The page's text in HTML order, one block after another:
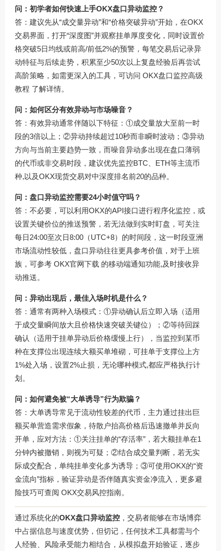
问：初学者如何快速上手OKX盘口异动监控？
答：建议先从“成交量异动”和“价格突破异动”开始，在OKX
交易界面，打开“深度图”并观察挂单厚度变化，同时设置价
格突破5日均线或前高/前低2%的预警，每笔交易后记录异
动特征与后续走势，积累至少50次以上复盘经验后再尝试
高阶策略，如需更深入的工具，可访问 OKX盘口监控高级
教程 了解详情。
问：如何区分有效异动与市场噪音？
答：有效异动通常伴随以下特征：①成交量放大至前一时
段的3倍以上；②异动持续超过10秒而非瞬时波动；③异动
方向与当前主要趋势一致，而噪音异动多出现在盘口薄弱
的代币或非交易时段，建议优先监控BTC、ETH等主流币
种,以及OKX现货交易对中深度排名前20的品种。
问：盘口异动监控需要24小时值守吗？
答：不必要，可以利用OKX的API接口进行程序化监控，或
设置关键价位的推送预警，若无法做到实时盯盘，可关注
每日24:00至次日8:00（UTC+8）的时间段，这一时段亚洲
市场流动性较低，盘口异动往往更具参考价值，对于上班
族，可参考 OKX官网下载 的移动端通知功能,及时接收异
动推送。
问：异动出现后，最佳入场时机是什么？
答：通常有两种入场模式：①异动确认后立即入场（适用
于成交量瞬间放大且价格快速突破关键位）；②等待回踩
确认（适用于挂单异动后价格缓慢上行），当监控到某币
种在支撑位出现连续大额买单堆砌，可挂单于支撑位上方
1%处入场，设置2%止损，无论哪种模式,都应严格执行计
划。
问：如何避免被“大单诱导”行为欺骗？
答：大单诱导常见于流动性较差的代币，主力通过挂出巨
额买单营造需求假象，待散户抬高价格后迅速撤单并反向
开单，应对方法：①关注挂单的“存活率”，若大额挂单在1
分钟内被撤销，则视为可疑；②结合成交量判断，若无实
际成交配合，单纯挂单变化多为诱导；③可使用OKX的“资
金流向”指标，验证异动是否伴随真实资金净流入，更多避
险技巧可查阅 OKX交易风控指南。
通过系统化的OKX盘口异动监控 ，交易者能够在市场博弈
中占据信息与速度优势，但切记，任何技术工具都需与个
人经验、风险承受能力相结合，从模拟盘开始验证，逐步